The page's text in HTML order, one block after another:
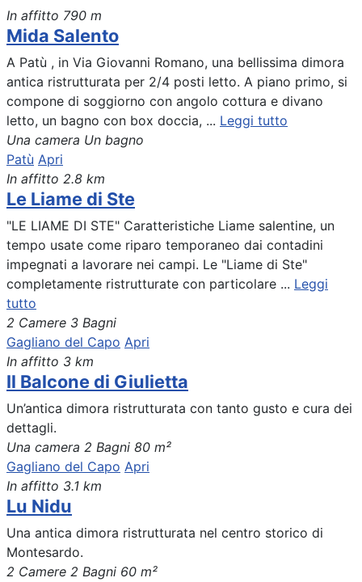
In affitto 790 m
Mida Salento
A Patù , in Via Giovanni Romano, una bellissima dimora
antica ristrutturata per 2/4 posti letto. A piano primo, si
compone di soggiorno con angolo cottura e divano
letto, un bagno con box doccia, ... Leggi tutto
Una camera Un bagno
Patù Apri
In affitto 2.8 km
Le Liame di Ste
"LE LIAME DI STE" Caratteristiche Liame salentine, un
tempo usate come riparo temporaneo dai contadini
impegnati a lavorare nei campi. Le "Liame di Ste"
completamente ristrutturate con particolare ... Leggi
tutto
2 Camere 3 Bagni
Gagliano del Capo Apri
In affitto 3 km
Il Balcone di Giulietta
Un’antica dimora ristrutturata con tanto gusto e cura dei
dettagli.
Una camera 2 Bagni 80 m²
Gagliano del Capo Apri
In affitto 3.1 km
Lu Nidu
Una antica dimora ristrutturata nel centro storico di
Montesardo.
2 Camere 2 Bagni 60 m²